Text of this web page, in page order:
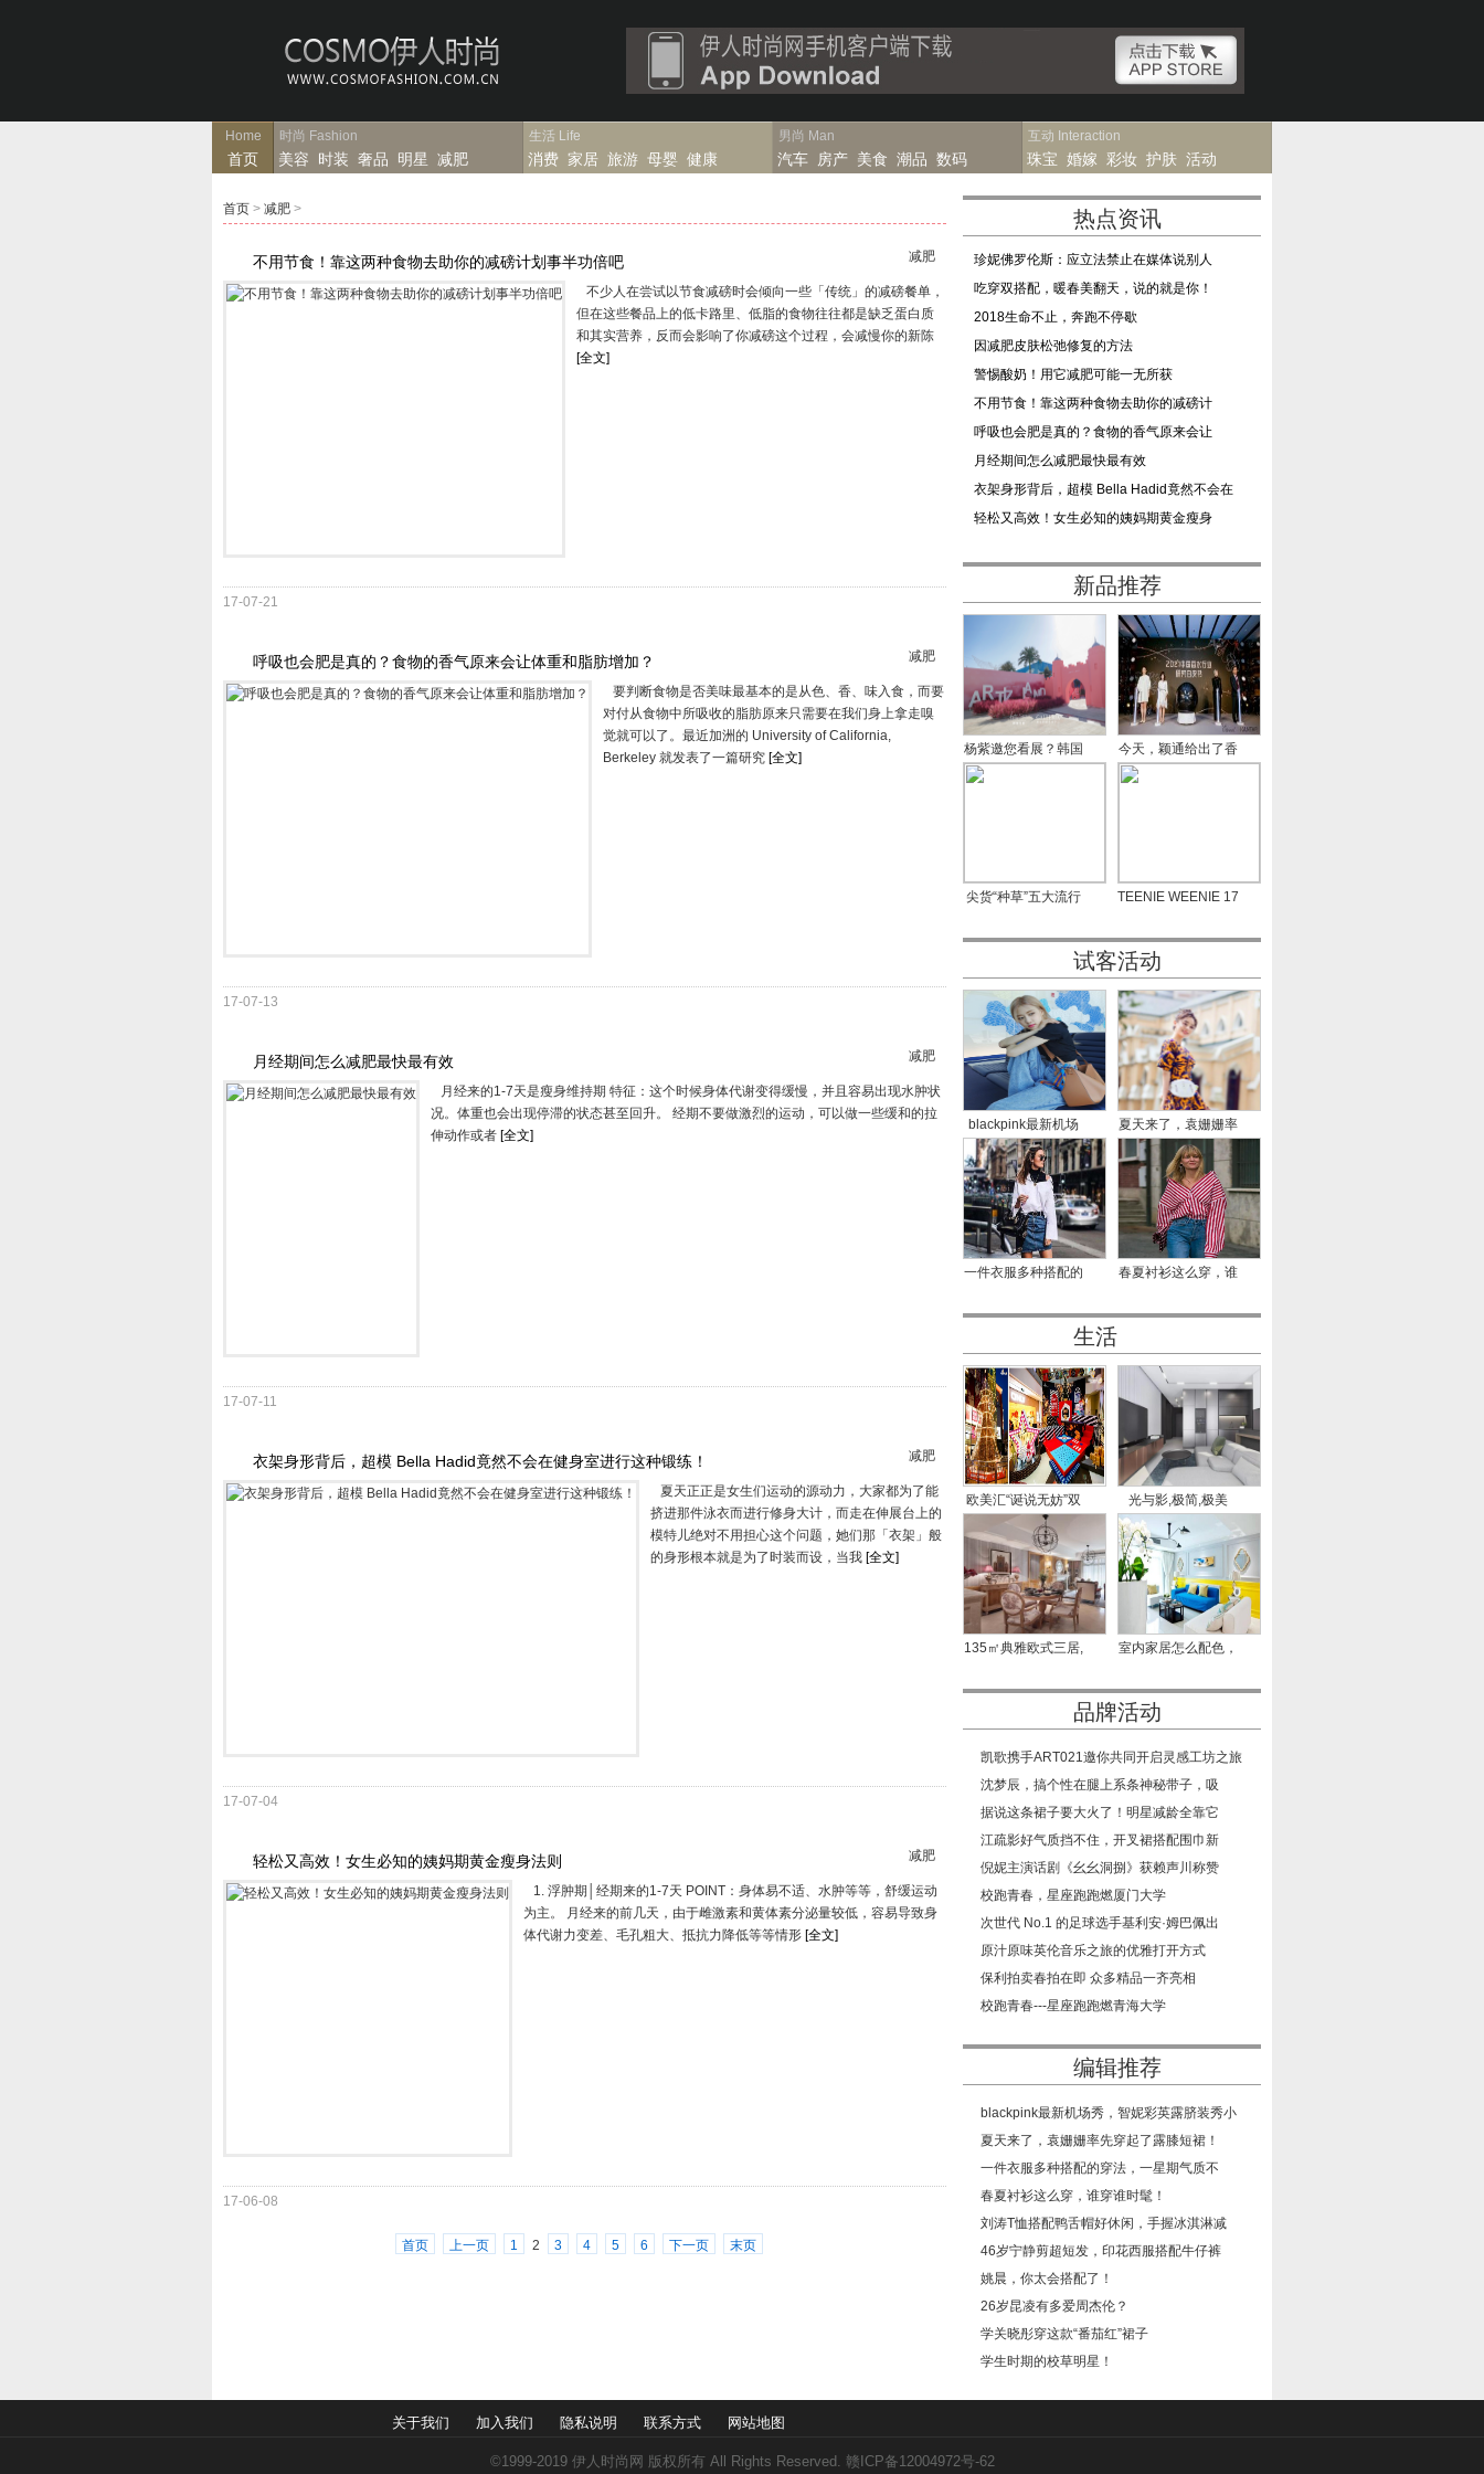
Home
首页
时尚 Fashion
美容 时装 奢品 明星 减肥
生活 Life
消费 家居 旅游 母婴 健康
男尚 Man
汽车 房产 美食 潮品 数码
互动 Interaction
珠宝 婚嫁 彩妆 护肤 活动
首页 > 减肥 >
不用节食！靠这两种食物去助你的减磅计划事半功倍吧 减肥
不少人在尝试以节食减磅时会倾向一些「传统」的减磅餐单，
但在这些餐品上的低卡路里、低脂的食物往往都是缺乏蛋白质
和其实营养，反而会影响了你减磅这个过程，会减慢你的新陈
[全文]
17-07-21
呼吸也会肥是真的？食物的香气原来会让体重和脂肪增加？ 减肥
要判断食物是否美味最基本的是从色、香、味入食，而要
对付从食物中所吸收的脂肪原来只需要在我们身上拿走嗅
觉就可以了。最近加洲的 University of California,
Berkeley 就发表了一篇研究 [全文]
17-07-13
月经期间怎么减肥最快最有效 减肥
月经来的1-7天是瘦身维持期 特征：这个时候身体代谢变得缓慢，并且容易出现水肿状
况。体重也会出现停滞的状态甚至回升。 经期不要做激烈的运动，可以做一些缓和的拉
伸动作或者 [全文]
17-07-11
衣架身形背后，超模 Bella Hadid竟然不会在健身室进行这种锻练！ 减肥
夏天正正是女生们运动的源动力，大家都为了能
挤进那件泳衣而进行修身大计，而走在伸展台上的
模特儿绝对不用担心这个问题，她们那「衣架」般
的身形根本就是为了时装而设，当我 [全文]
17-07-04
轻松又高效！女生必知的姨妈期黄金瘦身法则 减肥
1. 浮肿期│经期来的1-7天 POINT：身体易不适、水肿等等，舒缓运动
为主。 月经来的前几天，由于雌激素和黄体素分泌量较低，容易导致身
体代谢力变差、毛孔粗大、抵抗力降低等等情形 [全文]
17-06-08
首页 上一页 1 2 3 4 5 6 下一页 末页
热点资讯
珍妮佛罗伦斯：应立法禁止在媒体说别人
吃穿双搭配，暖春美翻天，说的就是你！
2018生命不止，奔跑不停歇
因减肥皮肤松弛修复的方法
警惕酸奶！用它减肥可能一无所获
不用节食！靠这两种食物去助你的减磅计
呼吸也会肥是真的？食物的香气原来会让
月经期间怎么减肥最快最有效
衣架身形背后，超模 Bella Hadid竟然不会在
轻松又高效！女生必知的姨妈期黄金瘦身
新品推荐
杨紫邀您看展？韩国
今天，颖通给出了香
尖货“种草”五大流行
TEENIE WEENIE 17
试客活动
blackpink最新机场
秀，智妮
夏天来了，袁姗姗率
先穿
一件衣服多种搭配的
春夏衬衫这么穿，谁
生活
欧美汇“诞说无妨”双
光与影,极简,极美
135㎡典雅欧式三居,
室内家居怎么配色，
品牌活动
​凯歌携手ART021邀你共同开启灵感工坊之旅
​沈梦辰，搞个性在腿上系条神秘带子，吸
​据说这条裙子要大火了！明星减龄全靠它
​江疏影好气质挡不住，开叉裙搭配围巾新
​倪妮主演话剧《幺幺洞捌》获赖声川称赞
​校跑青春，星座跑跑燃厦门大学
​次世代 No.1 的足球选手基利安·姆巴佩出
​原汁原味英伦音乐之旅的优雅打开方式
​保利拍卖春拍在即 众多精品一齐亮相
​校跑青春---星座跑跑燃青海大学
编辑推荐
​blackpink最新机场秀，智妮彩英露脐装秀小
​夏天来了，袁姗姗率先穿起了露膝短裙！
​一件衣服多种搭配的穿法，一星期气质不
​春夏衬衫这么穿，谁穿谁时髦！
​刘涛T恤搭配鸭舌帽好休闲，手握冰淇淋减
​46岁宁静剪超短发，印花西服搭配牛仔裤
​姚晨，你太会搭配了！
​26岁昆凌有多爱周杰伦？
​学关晓彤穿这款“番茄红”裙子
​学生时期的校草明星！
关于我们 加入我们 隐私说明 联系方式 网站地图
©1999-2019 伊人时尚网 版权所有 All Rights Reserved. 赣ICP备12004972号-62